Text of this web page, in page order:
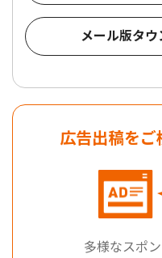
メール版タ
広告出稿をご
多様なスポ